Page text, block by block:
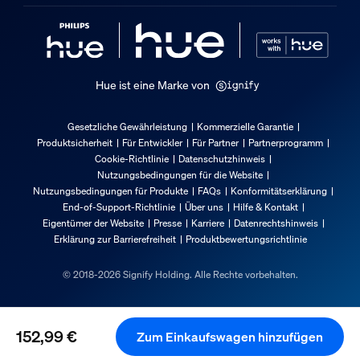
Aktueller Preis ist 152,99 €
152,99 € Zum Einkaufswagen hinzufügen
Packmaße und Gewicht
EAN/UPC - Produkt
Nettogewicht
2,2 kg
Bruttogewicht
3,18 kg
Höhe
453 mm
458 mm
Breite
Material-Nummer (12NC)
Hue ist eine Marke von
Gesetzliche Gewährleistung
Kommerzielle Garantie
Produktsicherheit
Für Entwickler Für Partner
Partnerprogramm
Cookie-Richtlinie
Datenschutzhinweis
Nutzungsbedingungen für die Website
Nutzungsbedingungen für Produkte
FAQs
Konformitätserklärung
End-of-Support-Richtlinie
Über uns
Hilfe & Kontakt
Eigentümer der Website
Presse Karriere
Datenrechtshinweis
Erklärung zur Barrierefreiheit
Produktbewertungsrichtlinie
© 2018-2026 Signify Holding. Alle Rechte vorbehalten.